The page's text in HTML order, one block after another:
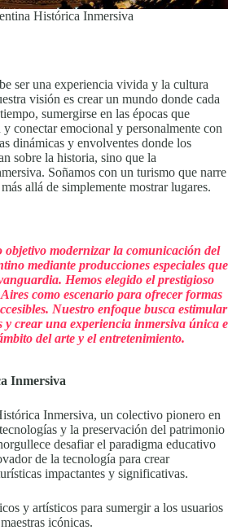
Histórica Inmersiva
ser una experiencia vivida y la cultura
visión es crear un mundo donde cada
sumergirse en las épocas que
conectar emocional y personalmente con
dinámicas y envolventes donde los
sobre la historia, sino que la
Soñamos con un turismo que narre
allá de simplemente mostrar lugares.
objetivo modernizar la comunicación del
mediante producciones especiales que
Hemos elegido el prestigioso
como escenario para ofrecer formas
Nuestro enfoque busca estimular
y crear una experiencia inmersiva única e
del arte y el entretenimiento.
Inmersiva
Inmersiva, un colectivo pionero en
y la preservación del patrimonio
desafiar el paradigma educativo
de la tecnología para crear
impactantes y significativas.
y artísticos para sumergir a los usuarios
icónicas.